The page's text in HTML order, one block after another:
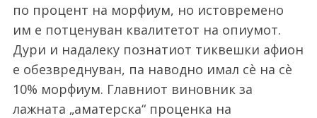
по процент на морфиум, но истовремено
им е потценуван квалитетот на опиумот.
Дури и надалеку познатиот тиквешки афион
е обезвреднуван, па наводно имал сè на сè
10% морфиум. Главниот виновник за
лажната „аматерска“ проценка на